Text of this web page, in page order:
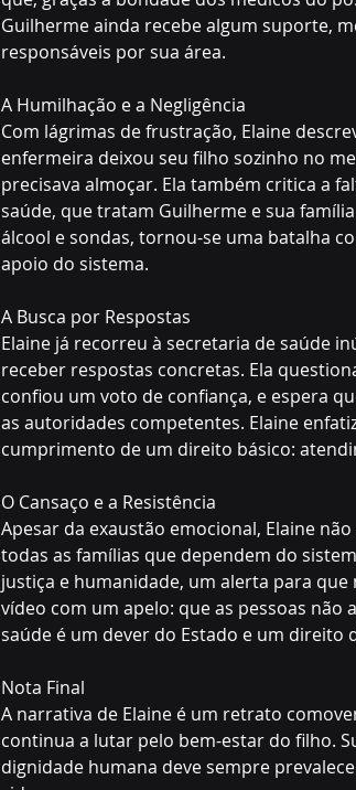
Guilherme ainda recebe algum suporte,
responsáveis por sua área.
A Humilhação e a Negligência
Com lágrimas de frustração, Elaine
enfermeira deixou seu filho sozinho no
precisava almoçar. Ela também critica a
saúde, que tratam Guilherme e sua
álcool e sondas, tornou-se uma batalha
apoio do sistema.
A Busca por Respostas
Elaine já recorreu à secretaria de saúde
receber respostas concretas. Ela
confiou um voto de confiança, e espera
as autoridades competentes. Elaine
cumprimento de um direito básico:
O Cansaço e a Resistência
Apesar da exaustão emocional, Elaine
todas as famílias que dependem do
justiça e humanidade, um alerta para
vídeo com um apelo: que as pessoas não
saúde é um dever do Estado e um direito
Nota Final
A narrativa de Elaine é um retrato
continua a lutar pelo bem-estar do filho.
dignidade humana deve sempre